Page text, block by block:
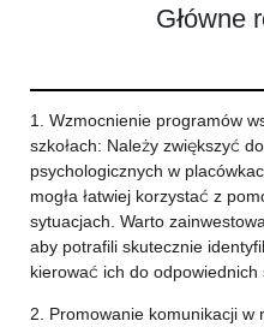
Główne
1. Wzmocnienie programów
szkołach: Należy zwiększyć
psychologicznych w
mogła łatwiej korzystać z
sytuacjach. Warto
aby potrafili skutecznie
kierować ich do odpowiednich
2. Promowanie komunikacji w